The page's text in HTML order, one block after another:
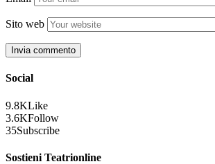
Sito web
Social
9.8KLike
3.6KFollow
35Subscribe
Sostieni Teatrionline